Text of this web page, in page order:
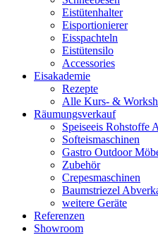
Eistütenhalter
Eisportionierer
Eisspachteln
Eistütensilo
Accessories
Eisakademie
Rezepte
Alle Kurs- &
Räumungsverkauf
Speiseeis Rohstoffe
Softeismaschinen
Gastro Outdoor
Zubehör
Crepesmaschinen
Baumstriezel
weitere Geräte
Referenzen
Showroom